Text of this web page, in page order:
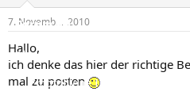
Forum
Aktuelles
Empfohlene Inhalte
l
e
r
l
t
m
7. November 2010
Hallo,
ich denke das hier der richtige
mal zu posten